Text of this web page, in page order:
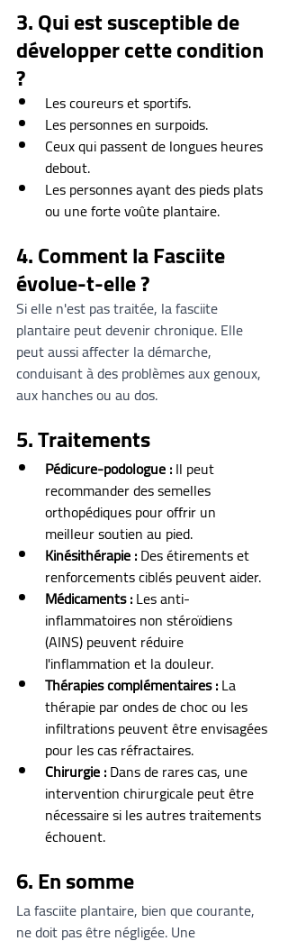
3. Qui est susceptible de
développer cette condition
?
Les coureurs et sportifs.
Les personnes en surpoids.
Ceux qui passent de longues heures
debout.
Les personnes ayant des pieds plats
ou une forte voûte plantaire.
4. Comment la Fasciite
évolue-t-elle ?
Si elle n'est pas traitée, la fasciite
plantaire peut devenir chronique. Elle
peut aussi affecter la démarche,
conduisant à des problèmes aux genoux,
aux hanches ou au dos.
5. Traitements
Pédicure-podologue : Il peut
recommander des semelles
orthopédiques pour offrir un
meilleur soutien au pied.
Kinésithérapie : Des étirements et
renforcements ciblés peuvent aider.
Médicaments : Les anti-
inflammatoires non stéroïdiens
(AINS) peuvent réduire
l'inflammation et la douleur.
Thérapies complémentaires : La
thérapie par ondes de choc ou les
infiltrations peuvent être envisagées
pour les cas réfractaires.
Chirurgie : Dans de rares cas, une
intervention chirurgicale peut être
nécessaire si les autres traitements
échouent.
6. En somme
La fasciite plantaire, bien que courante,
ne doit pas être négligée. Une